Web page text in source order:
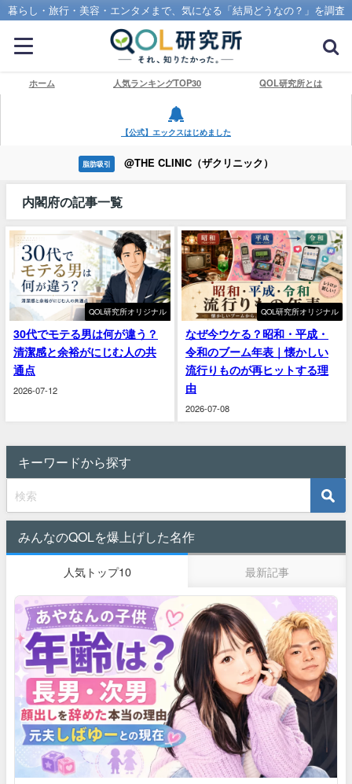
暮らし・旅行・美容・エンタメまで、気になる「結局どうなの？」を調査
ホーム 人気ランキングTOP30 QOL研究所とは
【公式】エックスはじめました
脂肪吸引 @THE CLINIC（ザクリニック）
内閣府の記事一覧
QOL研究所オリジナル
30代でモテる男は何が違う？
清潔感と余裕がにじむ人の共
通点
2026-07-12
QOL研究所オリジナル
なぜ今ウケる？昭和・平成・
令和のブーム年表｜懐かしい
流行りものが再ヒットする理
由
2026-07-08
キーワードから探す
みんなのQOLを爆上げした名作
人気トップ10 最新記事